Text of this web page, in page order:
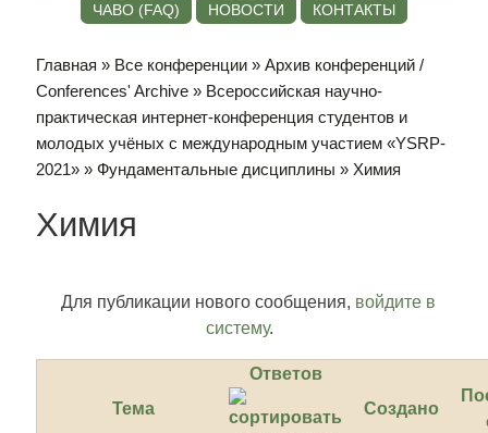
ЧАВО (FAQ)
НОВОСТИ КОНТАКТЫ
Главная » Все конференции »Архив конференций /
Conferences' Archive » Всероссийская научно-
практическая интернет-конференция студентов и
молодых учёных с международным участием «YSRP-
2021» »Фундаментальные дисциплины » Химия
Химия
Для публикации нового сообщения, войдите в
систему.
Тема
Ответов
Создано